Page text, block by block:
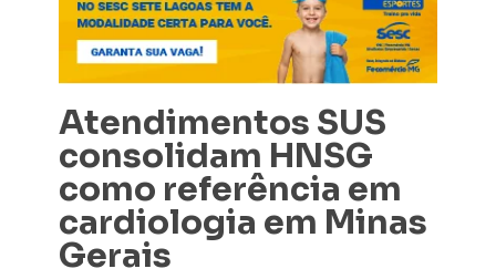
Atendimentos SUS
consolidam HNSG
como referência em
cardiologia em Minas
Gerais